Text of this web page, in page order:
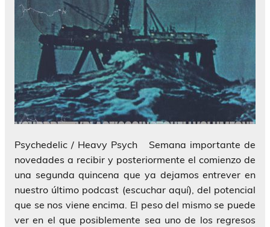
Psychedelic / Heavy Psych Semana importante de
novedades a recibir y posteriormente el comienzo de
una segunda quincena que ya dejamos entrever en
nuestro último podcast (escuchar aquí), del potencial
que se nos viene encima. El peso del mismo se puede
ver en el que posiblemente sea uno de los regresos